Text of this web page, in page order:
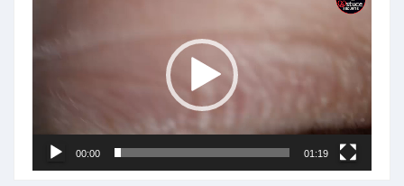
00:00 01:19